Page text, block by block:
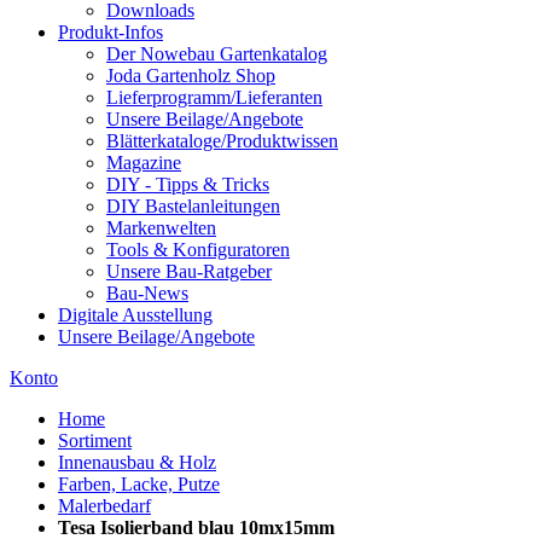
Downloads
Produkt-Infos
Der Nowebau Gartenkatalog
Joda Gartenholz Shop
Lieferprogramm/Lieferanten
Unsere Beilage/Angebote
Blätterkataloge/Produktwissen
Magazine
DIY - Tipps & Tricks
DIY Bastelanleitungen
Markenwelten
Tools & Konfiguratoren
Unsere Bau-Ratgeber
Bau-News
Digitale Ausstellung
Unsere Beilage/Angebote
Konto
Home
Sortiment
Innenausbau & Holz
Farben, Lacke, Putze
Malerbedarf
Tesa Isolierband blau 10mx15mm